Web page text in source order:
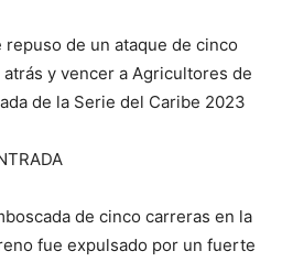
de un ataque de cinco
y vencer a Agricultores de
de la Serie del Caribe 2023
de cinco carreras en la
fue expulsado por un fuerte